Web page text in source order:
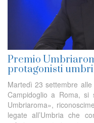
Premio
protagonisti
Martedì 23 settembre
Campidoglio a Roma, si
Umbriaroma»,
legate all’Umbria che